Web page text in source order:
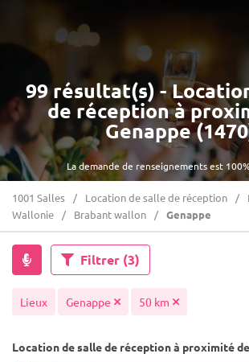
La demande de renseignements est
99 résultat(s) -
de réception à
Genappe
1001 Salles Location de salle de réception
Wallonie
Brabant wallon Genappe
Filtrer (3)
Lieux Genappe 50 km
Location de salle de réception à proximité